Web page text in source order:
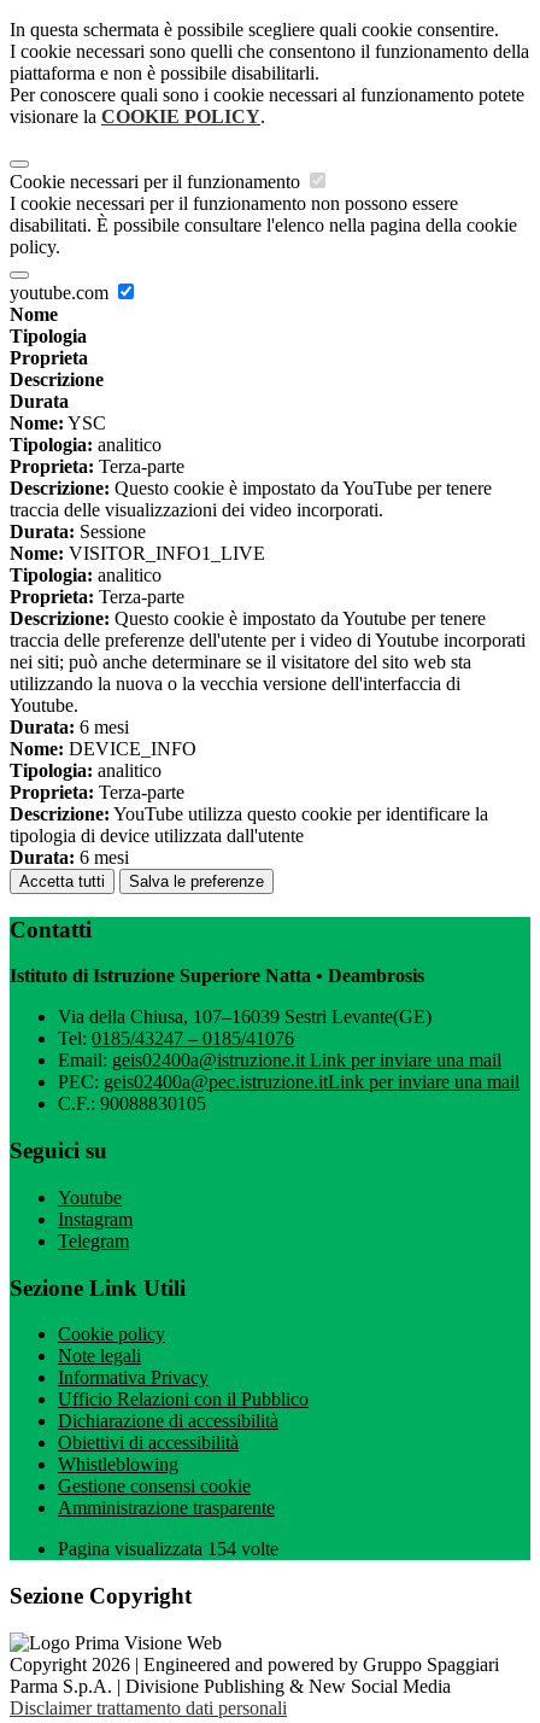
In questa schermata è possibile scegliere quali cookie consentire.
I cookie necessari sono quelli che consentono il funzionamento della
piattaforma e non è possibile disabilitarli.
Per conoscere quali sono i cookie necessari al funzionamento potete
visionare la COOKIE POLICY.
Cookie necessari per il funzionamento
I cookie necessari per il funzionamento non possono essere
disabilitati. È possibile consultare l'elenco nella pagina della cookie
policy.
youtube.com
Nome
Tipologia
Proprieta
Descrizione
Durata
Nome: YSC
Tipologia: analitico
Proprieta: Terza-parte
Descrizione: Questo cookie è impostato da YouTube per tenere
traccia delle visualizzazioni dei video incorporati.
Durata: Sessione
Nome: VISITOR_INFO1_LIVE
Tipologia: analitico
Proprieta: Terza-parte
Descrizione: Questo cookie è impostato da Youtube per tenere
traccia delle preferenze dell'utente per i video di Youtube incorporati
nei siti; può anche determinare se il visitatore del sito web sta
utilizzando la nuova o la vecchia versione dell'interfaccia di
Youtube.
Durata: 6 mesi
Nome: DEVICE_INFO
Tipologia: analitico
Proprieta: Terza-parte
Descrizione: YouTube utilizza questo cookie per identificare la
tipologia di device utilizzata dall'utente
Durata: 6 mesi
Accetta tutti Salva le preferenze
Contatti
Istituto di Istruzione Superiore Natta • Deambrosis
Via della Chiusa, 107–16039 Sestri Levante(GE)
Tel: 0185/43247 – 0185/41076
Email: geis02400a@istruzione.itLink per inviare una mail
PEC: geis02400a@pec.istruzione.itLink per inviare una mail
C.F.: 90088830105
Seguici su
Youtube
Instagram
Telegram
Sezione Link Utili
Cookie policy
Note legali
Informativa Privacy
Ufficio Relazioni con il Pubblico
Dichiarazione di accessibilità
Obiettivi di accessibilità
Whistleblowing
Gestione consensi cookie
Amministrazione trasparente
Pagina visualizzata 154 volte
Sezione Copyright
Copyright 2026 | Engineered and powered by Gruppo Spaggiari
Parma S.p.A. | Divisione Publishing & New Social Media
Disclaimer trattamento dati personali